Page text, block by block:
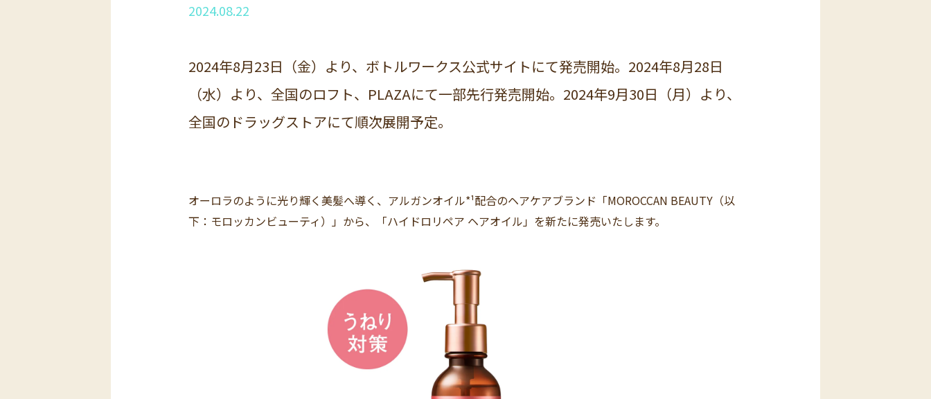
2024.08.22
2024年8月23日（金）より、ボトルワークス公式サイトにて発売開始。2024年8月28日
（水）より、全国のロフト、PLAZAにて一部先行発売開始。2024年9月30日（月）より、
全国のドラッグストアにて順次展開予定。
オーロラのように光り輝く美髪へ導く、アルガンオイル*¹配合のヘアケアブランド「MOROCCAN BEAUTY（以
下：モロッカンビューティ）」から、「ハイドロリペア ヘアオイル」を新たに発売いたします。